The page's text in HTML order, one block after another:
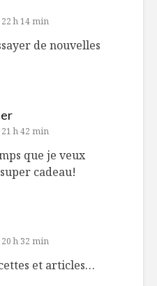
h 14 min
de nouvelles
h 42 min
que je veux
cadeau!
h 32 min
et articles…